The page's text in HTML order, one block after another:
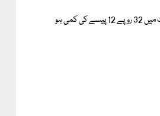
ڈیزل کی قیمت میں 32 روپے 12 پیسے کی کمی ہو